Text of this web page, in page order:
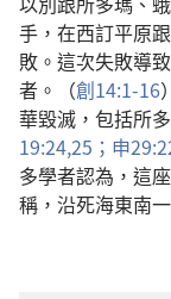
手，在西訂平原
敗。這次失敗導
者。（創14:1-16
華毀滅，包括所
19:24,25； 申
多學者認為，這
稱，沿死海東南